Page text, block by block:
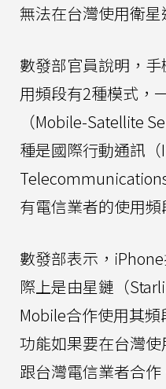
無法在台灣使用衛星
數發部官員說明，
用頻段有2種模式，
（Mobile-Satellite
種是國際行動通訊
有電信業者的使用頻
數發部表示，
際上是由星鏈（
Mobile合作使用其
功能如果要在台灣
跟台灣電信業者合作